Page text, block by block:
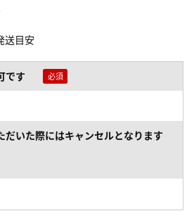
送目安
です
だいた際にはキャンセルとなります